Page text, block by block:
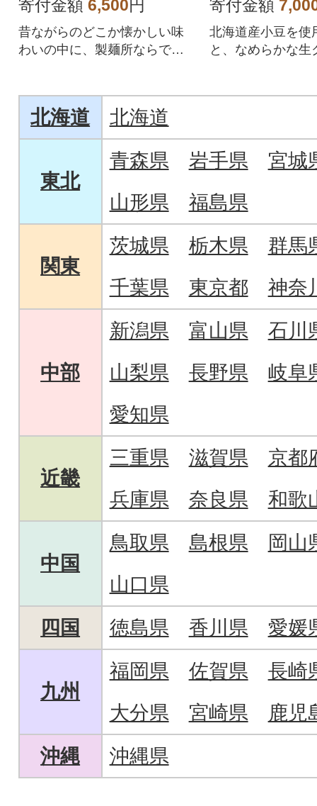
寄付金額 6,500円
昔ながらのどこか懐かしい味
わいの中に、製麺所ならでは
寄付金額
北海道産小豆を使
と、なめらかな生
北海道 北海道
東北
青森県 岩手県
宮城
山形県
福島県
関東
茨城県 栃木県
群馬
千葉県
東京都 神奈
中部
新潟県 富山県
石川
山梨県
長野県
岐阜
愛知県
近畿
三重県 滋賀県
京都
兵庫県
奈良県 和歌
中国
鳥取県 島根県
岡山
山口県
四国
徳島県 香川県 愛媛
九州
福岡県 佐賀県
長崎
大分県
宮崎県
鹿児
沖縄
沖縄県